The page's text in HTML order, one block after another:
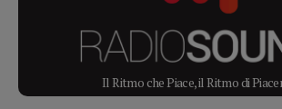
Il Ritmo che Piace, il Ritmo di